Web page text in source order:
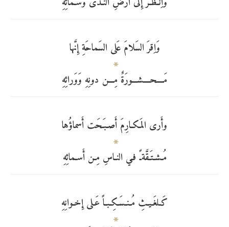
وَاِقرَ السَلامَ عَلى السَماحَةِ إِنَّها
مَــــحــــشـــورَةٌ مِـــن دونِهِ وَوَرائِهِ
وأَرى المَـكـارِمَ أَصـبَـحَت أَسماؤُها
مُـشـتَـقَّةـً فـي النـاسِ مِـن أَسـمائِهِ
كَـلغَـيـثِ مُـنـسَـكِـبـاً عَـلى إِخـوانِهِ